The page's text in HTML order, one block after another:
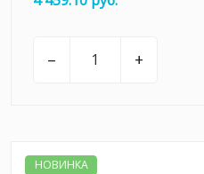
– +
НОВИНКА